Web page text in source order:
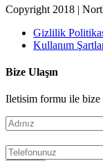
Copyright 2018 |
Gizlilik
Kullanım
Bize Ulaşın
Iletisim formu ile bize